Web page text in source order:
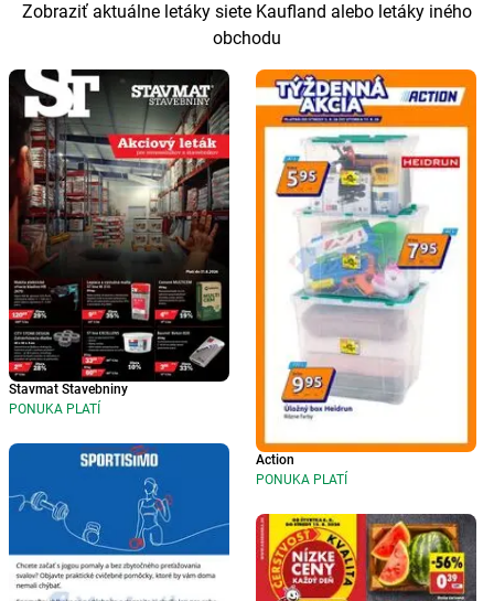
Zobraziť aktuálne letáky siete Kaufland alebo letáky iného
obchodu
Stavmat Stavebniny
PONUKA PLATÍ
Action
PONUKA PLATÍ